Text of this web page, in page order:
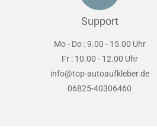
Support
Mo - Do : 9.00 - 15.00 Uhr
Fr : 10.00 - 12.00 Uhr
info@top-autoaufkleber.de
06825-40306460